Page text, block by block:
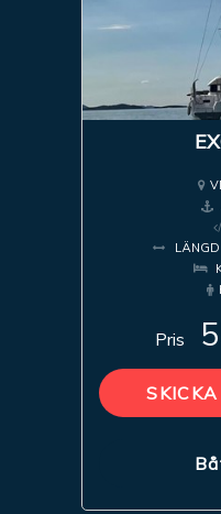
LÄNGD
Pris